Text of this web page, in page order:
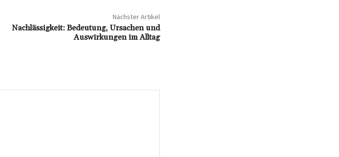
Nächster Artikel
Nachlässigkeit: Bedeutung, Ursachen und
Auswirkungen im Alltag